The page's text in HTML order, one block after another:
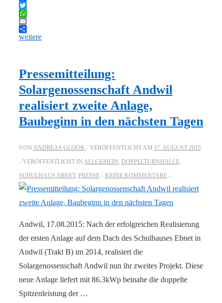
Facebook
Twitter
WhatsApp
Email
weitere
Pressemitteilung:
Solargenossenschaft Andwil
realisiert zweite Anlage,
Baubeginn in den nächsten Tagen
VON ANDREAS GLOOR VERÖFFENTLICHT AM 17. AUGUST 2015
VERÖFFENTLICHT IN ALLGEMEIN, DOPPELTURNHALLE,
SCHULHAUS EBNET, PRESSE KEINE KOMMENTARE
Andwil, 17.08.2015: Nach der erfolgreichen Realisierung
der ersten Anlage auf dem Dach des Schulhauses Ebnet in
Andwil (Trakt B) im 2014, realisiert die
Solargenossenschaft Andwil nun ihr zweites Projekt. Diese
neue Anlage liefert mit 86.3kWp beinahe die doppelte
Spitzenleistung der …